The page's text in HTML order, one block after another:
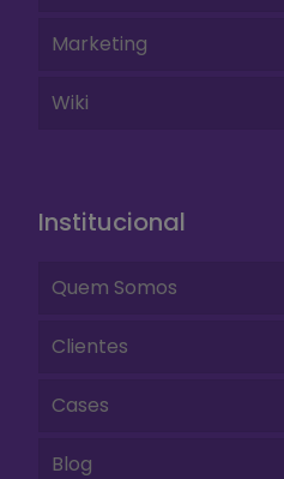
Marketing
Wiki
Institucional
Quem Somos
Clientes
Cases
Blog